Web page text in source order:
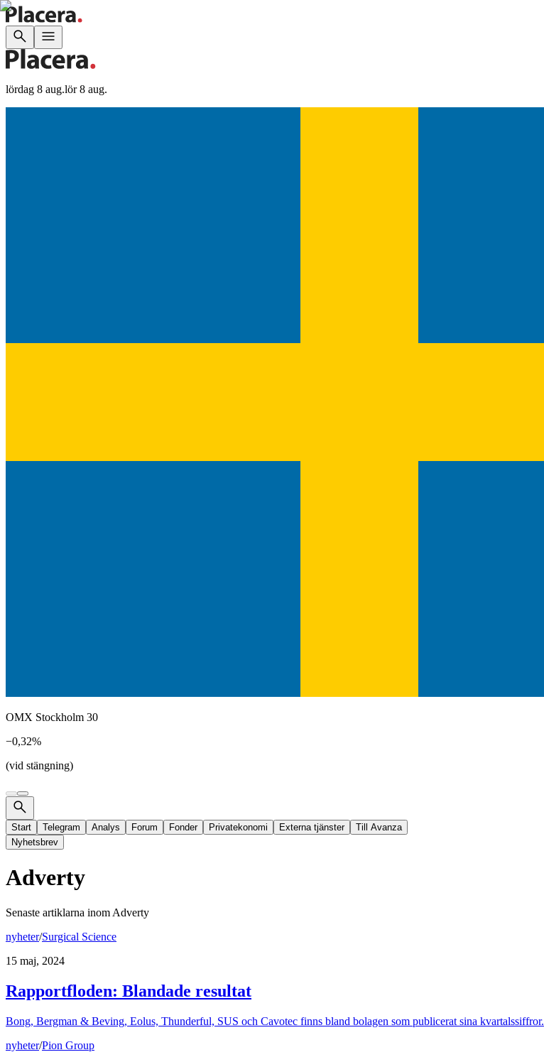
lördag 8 aug.lör 8 aug.
OMX Stockholm 30
−0,32%
(vid stängning)
Start Telegram Analys Forum Fonder Privatekonomi Externa tjänster
Till Avanza
Nyhetsbrev
Adverty
Senaste artiklarna inom Adverty
nyheter/Surgical Science
15 maj, 2024
Rapportfloden: Blandade resultat
Bong, Bergman & Beving, Eolus, Thunderful, SUS och Cavotec finns bland bolagen som publicerat sina kvartalssiffror.
nyheter/Pion Group